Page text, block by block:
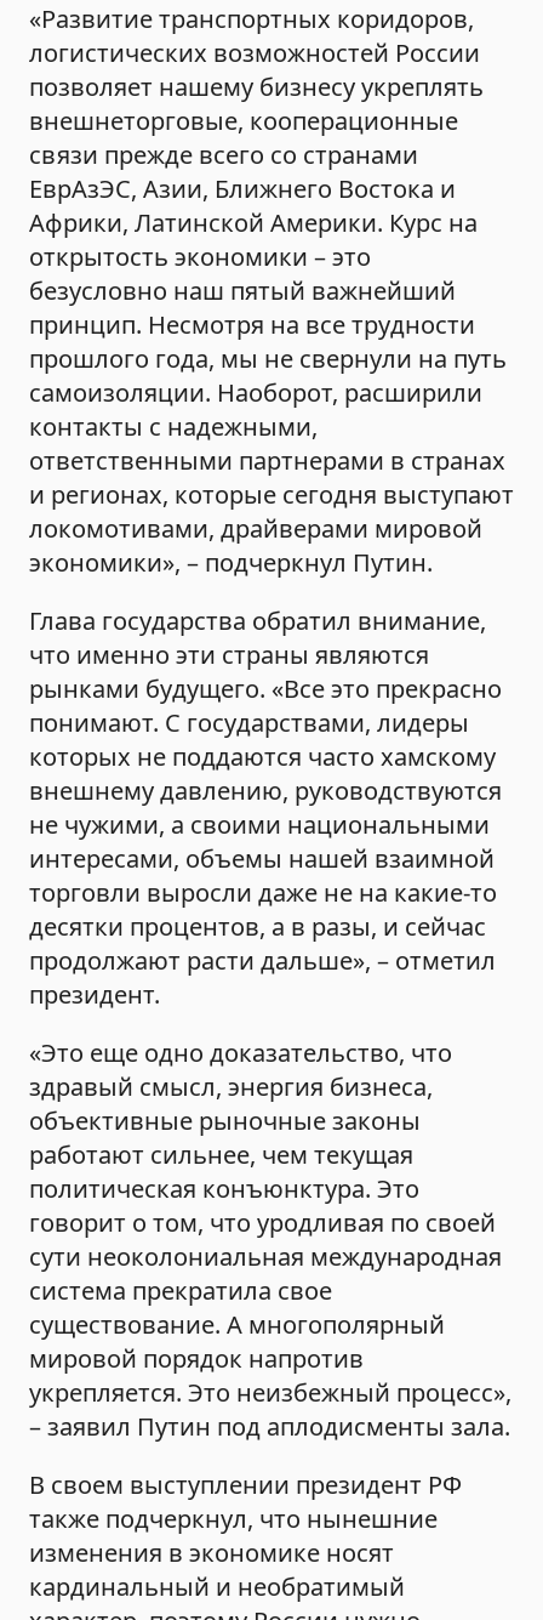
«Развитие транспортных коридоров,
логистических возможностей России
позволяет нашему бизнесу укреплять
внешнеторговые, кооперационные
связи прежде всего со странами
ЕврАзЭС, Азии, Ближнего Востока и
Африки, Латинской Америки. Курс на
открытость экономики – это
безусловно наш пятый важнейший
принцип. Несмотря на все трудности
прошлого года, мы не свернули на путь
самоизоляции. Наоборот, расширили
контакты с надежными,
ответственными партнерами в странах
и регионах, которые сегодня выступают
локомотивами, драйверами мировой
экономики», – подчеркнул Путин.
Глава государства обратил внимание,
что именно эти страны являются
рынками будущего. «Все это прекрасно
понимают. С государствами, лидеры
которых не поддаются часто хамскому
внешнему давлению, руководствуются
не чужими, а своими национальными
интересами, объемы нашей взаимной
торговли выросли даже не на какие-то
десятки процентов, а в разы, и сейчас
продолжают расти дальше», – отметил
президент.
«Это еще одно доказательство, что
здравый смысл, энергия бизнеса,
объективные рыночные законы
работают сильнее, чем текущая
политическая конъюнктура. Это
говорит о том, что уродливая по своей
сути неоколониальная международная
система прекратила свое
существование. А многополярный
мировой порядок напротив
укрепляется. Это неизбежный процесс»,
– заявил Путин под аплодисменты зала.
В своем выступлении президент РФ
также подчеркнул, что нынешние
изменения в экономике носят
кардинальный и необратимый